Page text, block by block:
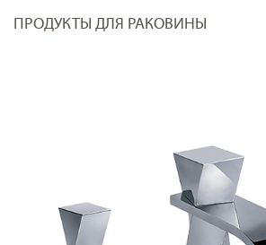
ПРОДУКТЫ ДЛЯ РАКОВИНЫ